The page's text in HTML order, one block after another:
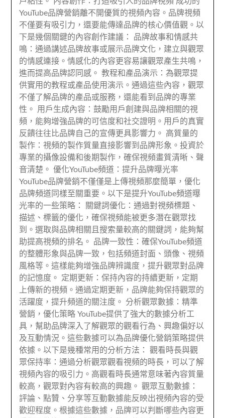
YouTube品牌營銷離不開優質的視頻內容。品牌視頻
不僅要有吸引力，還要能傳達品牌的核心價值觀。以
下是幾個關鍵的內容創作建議： 品牌故事和情感共
鳴：通過講述品牌故事或展示品牌文化，建立與觀眾
的情感連接。情感化的內容更容易讓觀眾產生共鳴，
進而提高品牌認同感。 教程和產品演示：為觀眾提
供實用的教程或產品使用演示。通過這些內容，觀眾
不僅了解品牌的產品或服務，還能看到品牌的專業
性。 用戶生成內容：鼓勵用戶創建與品牌相關的視
頻，能夠增強品牌的可信度和社交證明。用戶的真實
反饋往往比品牌自己的宣傳更具影響力。 高質量的
製作：視頻的製作質量直接影響到品牌形象。投資於
專業的攝像設備和後期製作，確保視頻畫質清晰、聲
音清楚。 優化YouTube頻道：提升品牌曝光率
YouTube品牌營銷不僅僅是上傳視頻那麼簡單，優化
品牌頻道同樣至關重要。以下是提升YouTube頻道曝
光率的一些策略： 關鍵詞優化：通過對視頻標題、
描述、標籤的優化，確保視頻能被更多潛在觀眾找
到。選取與品牌相關且搜索量較高的關鍵詞，能夠幫
助提高視頻的排名。 品牌一致性：確保YouTube頻道
的整體形象與品牌一致，包括頻道封面、頭像、視頻
風格等。這樣能夠增強品牌辨識度，提升觀眾對品牌
的記憶度。 定期更新：保持內容的持續更新，定期
上傳新的視頻。通過定期更新，品牌能夠保持觀眾的
活躍度，提升頻道的關注度。 分析觀眾數據：精準
營銷，優化策略 YouTube提供了強大的數據分析工
具，幫助品牌深入了解觀眾的觀看行為、興趣偏好以
及互動情況。這些數據可以為品牌優化營銷策略提供
依據。以下是幾種常用的分析方法： 觀看時長與觀
眾保持率：通過分析觀眾觀看視頻的時長，可以了解
視頻內容的吸引力。高觀看時長通常意味著內容質量
較高，觀眾對內容有較高的興趣。 觀眾互動數據：
評論、點贊、分享等互動數據能反映出視頻內容的受
歡迎程度。根據這些數據，品牌可以判斷哪些內容更